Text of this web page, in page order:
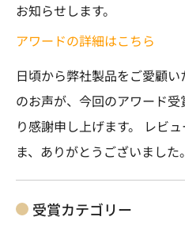
お知らせします。
アワードの詳細はこちら
日頃から弊社製品をご愛顧
のお声が、今回のアワード
り感謝申し上げます。 レビ
ま、ありがとうございました。
受賞カテゴリー